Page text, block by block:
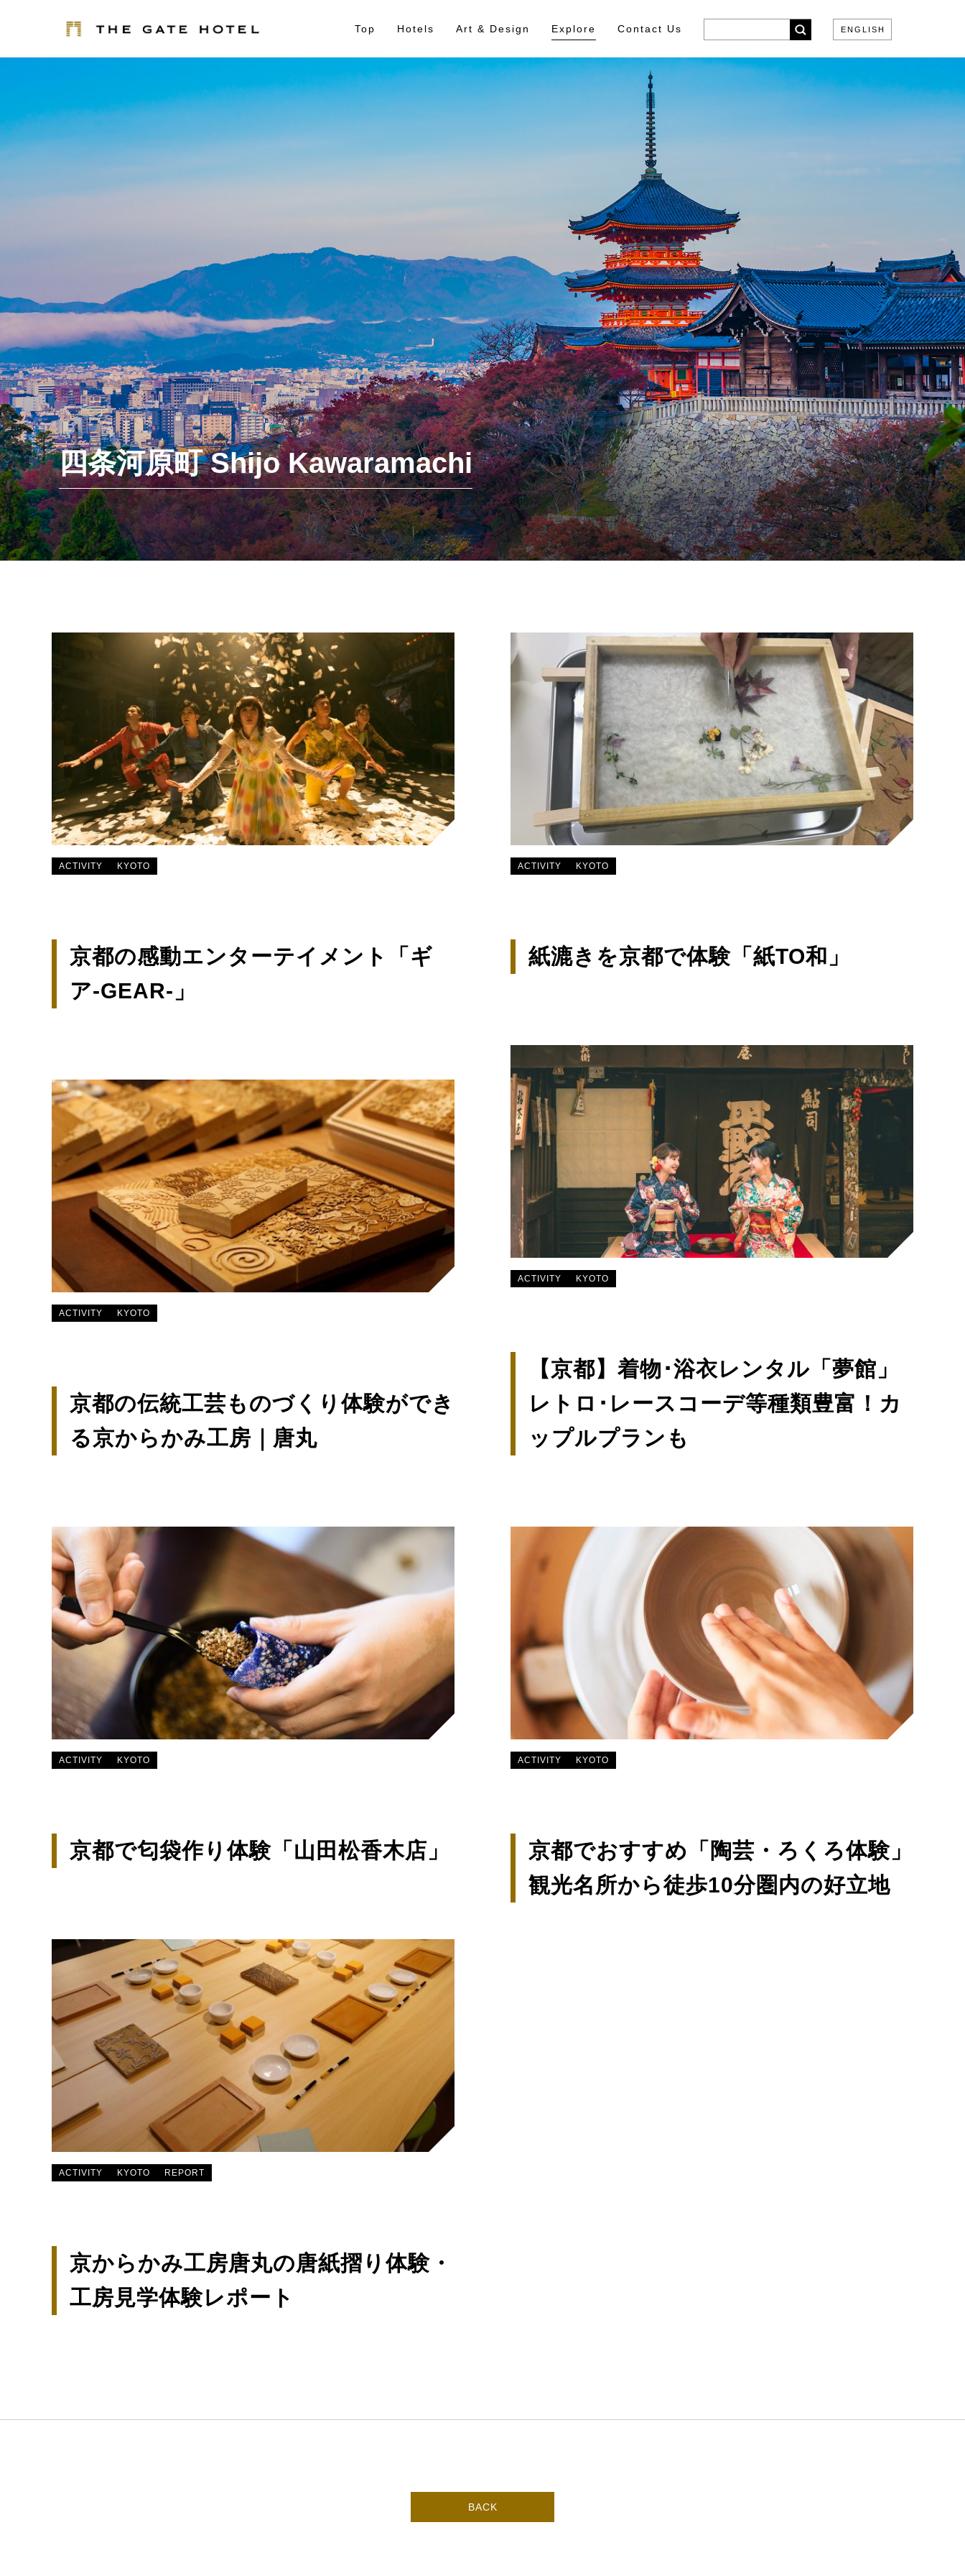
四条河原町 Shijo Kawaramachi
ACTIVITY KYOTO
京都の感動エンターテイメント「ギ
ア-GEAR-」
ACTIVITY KYOTO
紙漉きを京都で体験「紙TO和」
ACTIVITY KYOTO
【京都】着物･浴衣レンタル「夢館」
レトロ･レースコーデ等種類豊富！カ
ップルプランも
ACTIVITY KYOTO
京都の伝統工芸ものづくり体験ができ
る京からかみ工房｜唐丸
ACTIVITY KYOTO
京都で匂袋作り体験「山田松香木店」
ACTIVITY KYOTO
京都でおすすめ「陶芸・ろくろ体験」
観光名所から徒歩10分圏内の好立地
ACTIVITY KYOTO REPORT
京からかみ工房唐丸の唐紙摺り体験・
工房見学体験レポート
BACK
Top Hotels Art & Design Explore Contact Us ENGLISH